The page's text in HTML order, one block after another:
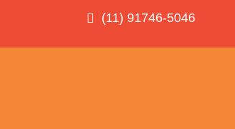
(11) 91746-5046